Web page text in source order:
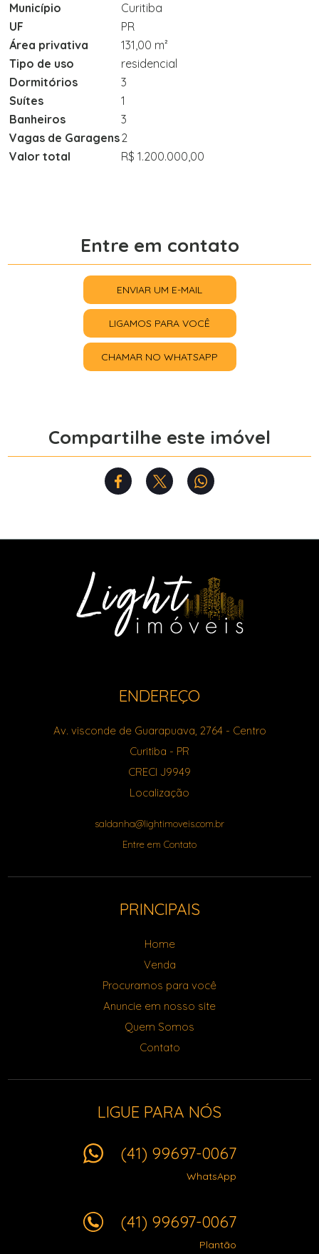
Município
Curitiba
UF
PR
Área privativa
131,00 m²
Tipo de uso
residencial
Dormitórios
3
Suítes
1
Banheiros
3
Vagas de Garagens2
Valor total
R$ 1.200.000,00
Entre em contato
ENVIAR UM E-MAIL
LIGAMOS PARA VOCÊ
CHAMAR NO WHATSAPP
Compartilhe este imóvel
ENDEREÇO
Av. visconde de Guarapuava, 2764- Centro
Curitiba - PR
CRECI J9949
Localização
saldanha@lightimoveis.com.br
Entre em Contato
PRINCIPAIS
Home
Venda
Procuramos para você
Anuncie em nosso site
Quem Somos
Contato
LIGUE PARA NÓS
(41) 99697-0067
WhatsApp
(41) 99697-0067
Plantão